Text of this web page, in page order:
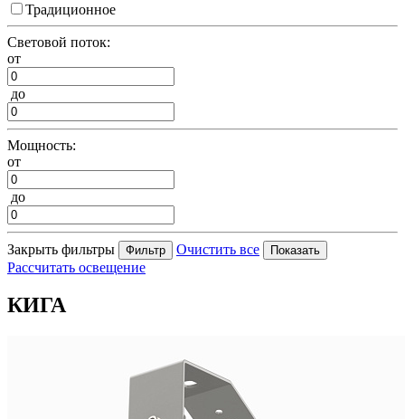
Традиционное
Световой поток:
от
до
Мощность:
от
до
Закрыть фильтры
Очистить все
Рассчитать освещение
КИГА